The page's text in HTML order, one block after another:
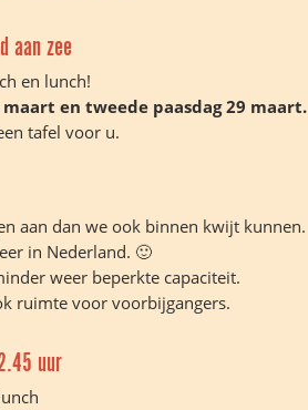
aan zee
en lunch!
maart en tweede paasdag 29 maart.
tafel voor u.
aan dan we ook binnen kwijt kunnen.
in Nederland. 🙂
weer beperkte capaciteit.
ruimte voor voorbijgangers.
uur